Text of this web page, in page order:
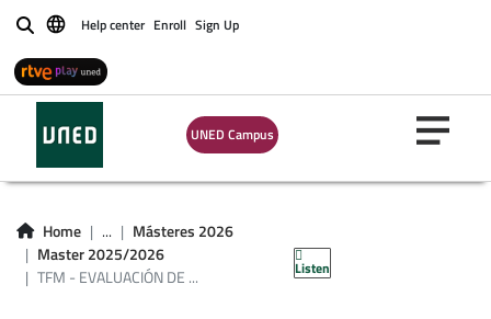
BuscarHelp center Enroll Sign Up
UNED Campus
Home ...
Másteres 2026
Master 2025/2026
TFM - EVALUACIÓN DE ...
Listen
DE SIGNIFICADOS
PERSONALES EN
PSICOTERAPIA A
TRAVÉS DE LA
REJILLA PLAN 2016